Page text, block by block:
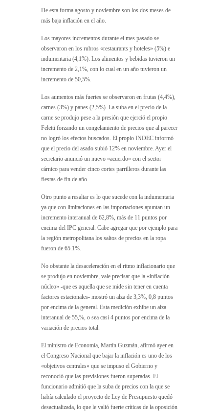
De esta forma agosto y noviembre son los dos meses de
más baja inflación en el año.
Los mayores incrementos durante el mes pasado se
observaron en los rubros «restaurants y hoteles» (5%) e
indumentaria (4,1%). Los alimentos y bebidas tuvieron un
incremento de 2,1%, con lo cual en un año tuvieron un
incremento de 50,5%.
Los aumentos más fuertes se observaron en frutas (4,4%),
carnes (3%) y panes (2,5%). La suba en el precio de la
carne se produjo pese a la presión que ejerció el propio
Feletti forzando un congelamiento de precios que al parecer
no logró los efectos buscados. El propio INDEC informó
que el precio del asado subió 12% en noviembre. Ayer el
secretario anunció un nuevo «acuerdo» con el sector
cárnico para vender cinco cortes parrilleros durante las
fiestas de fin de año.
Otro punto a resaltar es lo que sucede con la indumentaria
ya que con limitaciones en las importaciones apuntan un
incremento interanual de 62,8%, más de 11 puntos por
encima del IPC general. Cabe agregar que por ejemplo para
la región metropolitana los saltos de precios en la ropa
fueron de 65.1%.
No obstante la desaceleración en el ritmo inflacionario que
se produjo en noviembre, vale precisar que la «inflación
núcleo» -que es aquella que se mide sin tener en cuenta
factores estacionales- mostró un alza de 3,3%, 0,8 puntos
por encima de la general. Esta medición exhibe un alza
interanual de 55,%, o sea casi 4 puntos por encima de la
variación de precios total.
El ministro de Economía, Martín Guzmán, afirmó ayer en
el Congreso Nacional que bajar la inflación es uno de los
«objetivos centrales» que se impuso el Gobierno y
reconoció que las previsiones fueron superadas. El
funcionario admitió que la suba de precios con la que se
había calculado el proyecto de Ley de Presupuesto quedó
desactualizada, lo que le valió fuerte críticas de la oposición